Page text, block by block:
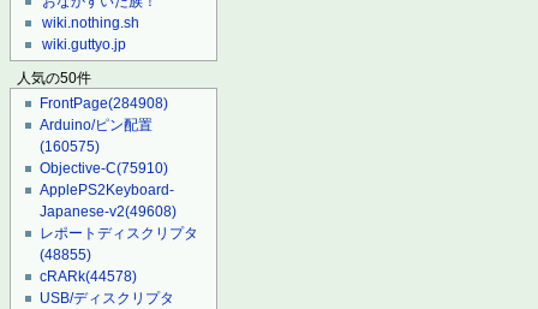
wiki.nothing.sh
wiki.guttyo.jp
人気の50件
FrontPage(284908)
Arduino/ピン配置
(160575)
Objective-C(75910)
ApplePS2Keyboard-
Japanese-v2(49608)
レポートディスクリプタ
(48855)
cRARk(44578)
USB/ディスクリプタ